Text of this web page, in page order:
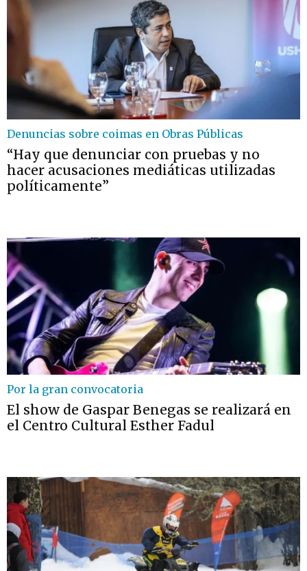
Denuncias sobre coimas en Obras Públicas
“Hay que denunciar con pruebas y no
hacer acusaciones mediáticas utilizadas
políticamente”
Por la gran convocatoria
El show de Gaspar Benegas se realizará en
el Centro Cultural Esther Fadul